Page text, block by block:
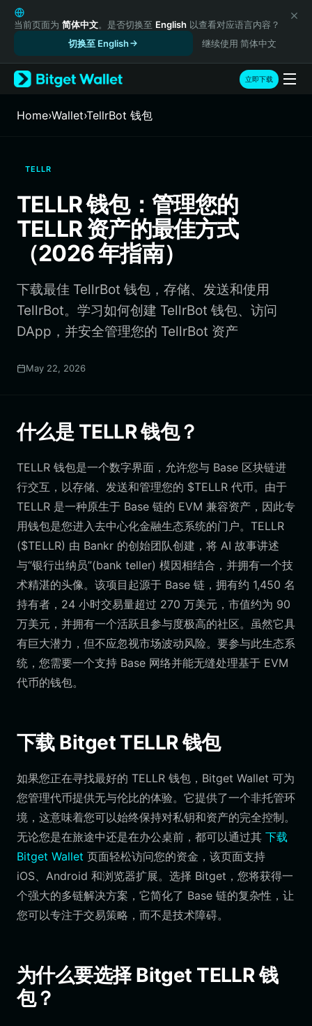
English
日本語
Русский
Español (Latinoamérica)
Türkçe
Italiano
繁體中文
Português (Portugal)
Bahasa Indonesia
ภาษาไทย
Português (Brasil)
Español (Argentina)
当前页面为 简体中文。是否切换至 English 以查看对应语言内容？
切换至 English
继续使用 简体中文
立即下载
Home›Wallet›TellrBot 钱包
TELLR
TELLR 钱包：管理您的
TELLR 资产的最佳方式
（2026 年指南）
下载最佳 TellrBot 钱包，存储、发送和使用
TellrBot。学习如何创建 TellrBot 钱包、访问
DApp，并安全管理您的 TellrBot 资产
May 22, 2026
什么是 TELLR 钱包？
TELLR 钱包是一个数字界面，允许您与 Base 区块链进
行交互，以存储、发送和管理您的 $TELLR 代币。由于
TELLR 是一种原生于 Base 链的 EVM 兼容资产，因此专
用钱包是您进入去中心化金融生态系统的门户。TELLR
($TELLR) 由 Bankr 的创始团队创建，将 AI 故事讲述
与“银行出纳员”(bank teller) 模因相结合，并拥有一个技
术精湛的头像。该项目起源于 Base 链，拥有约 1,450 名
持有者，24 小时交易量超过 270 万美元，市值约为 90
万美元，并拥有一个活跃且参与度极高的社区。虽然它具
有巨大潜力，但不应忽视市场波动风险。要参与此生态系
统，您需要一个支持 Base 网络并能无缝处理基于 EVM
代币的钱包。
下载 Bitget TELLR 钱包
如果您正在寻找最好的 TELLR 钱包，Bitget Wallet 可为
您管理代币提供无与伦比的体验。它提供了一个非托管环
境，这意味着您可以始终保持对私钥和资产的完全控制。
无论您是在旅途中还是在办公桌前，都可以通过其 下载
Bitget Wallet 页面轻松访问您的资金，该页面支持
iOS、Android 和浏览器扩展。选择 Bitget，您将获得一
个强大的多链解决方案，它简化了 Base 链的复杂性，让
您可以专注于交易策略，而不是技术障碍。
为什么要选择 Bitget TELLR 钱
包？